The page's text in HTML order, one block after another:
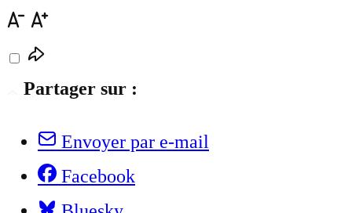
Partager sur :
Envoyer par e-mail
Facebook